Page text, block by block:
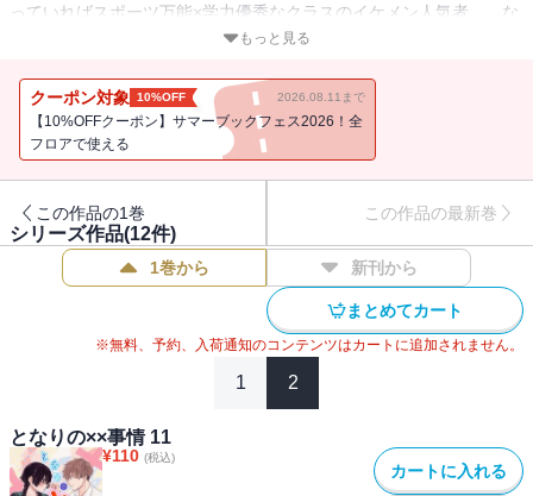
っていればスポーツ万能×学力優秀なクラスのイケメン人気者……な
のに、なぜか地味で通している木下みちるにだけ、こっそりエッチ
なラブストーリー。赤面不可避なやりとりに、鈍い喪女と変態男子
のアンビバレンツな恋の行方は─!?
もっと見る
クーポン対象 10%OFF 2026.08.11まで
【10%OFFクーポン】サマーブックフェス2026！全
フロアで使える
この作品の1巻 この作品の最新巻
シリーズ作品(12件)
1巻から 新刊から
まとめてカート
※無料、予約、入荷通知のコンテンツはカートに追加されません。
1 2
となりの××事情 11
¥110 (税込)
カートに入れる